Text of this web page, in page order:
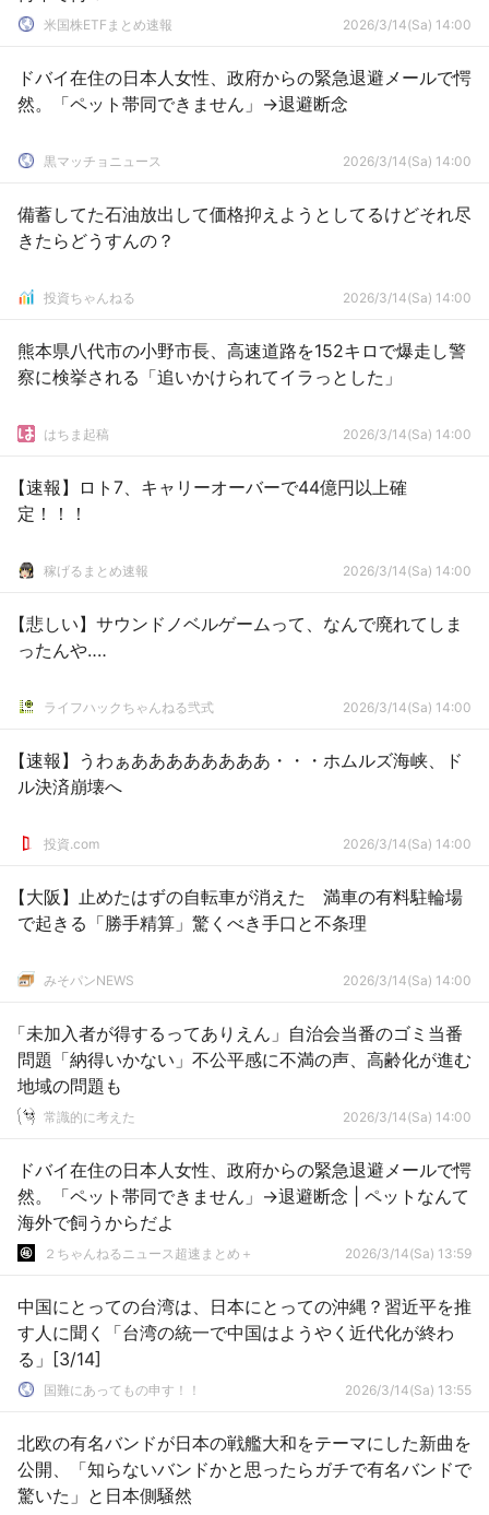
米国株ETFまとめ速報 2026/3/14(Sa) 14:00
ドバイ在住の日本人女性、政府からの緊急退避メールで愕
然。「ペット帯同できません」→退避断念
黒マッチョニュース 2026/3/14(Sa) 14:00
備蓄してた石油放出して価格抑えようとしてるけどそれ尽
きたらどうすんの？
投資ちゃんねる 2026/3/14(Sa) 14:00
熊本県八代市の小野市長、高速道路を152キロで爆走し警
察に検挙される「追いかけられてイラっとした」
はちま起稿 2026/3/14(Sa) 14:00
【速報】ロト7、キャリーオーバーで44億円以上確
定！！！
稼げるまとめ速報 2026/3/14(Sa) 14:00
【悲しい】サウンドノベルゲームって、なんで廃れてしま
ったんや‥‥
ライフハックちゃんねる弐式 2026/3/14(Sa) 14:00
【速報】うわぁああああああああ・・・ホムルズ海峡、ド
ル決済崩壊へ
投資.com 2026/3/14(Sa) 14:00
【大阪】止めたはずの自転車が消えた 満車の有料駐輪場
で起きる「勝手精算」驚くべき手口と不条理
みそパンNEWS 2026/3/14(Sa) 14:00
「未加入者が得するってありえん」自治会当番のゴミ当番
問題「納得いかない」不公平感に不満の声、高齢化が進む
地域の問題も
常識的に考えた 2026/3/14(Sa) 14:00
ドバイ在住の日本人女性、政府からの緊急退避メールで愕
然。「ペット帯同できません」→退避断念 | ペットなんて
海外で飼うからだよ
２ちゃんねるニュース超速まとめ＋ 2026/3/14(Sa) 13:59
中国にとっての台湾は、日本にとっての沖縄？習近平を推
す人に聞く「台湾の統一で中国はようやく近代化が終わ
る」[3/14]
国難にあってもの申す！！ 2026/3/14(Sa) 13:55
北欧の有名バンドが日本の戦艦大和をテーマにした新曲を
公開、「知らないバンドかと思ったらガチで有名バンドで
驚いた」と日本側騒然